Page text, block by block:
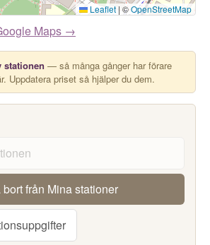
Leaflet | ©OpenStreetMap
Maps →
stationen — så många gånger har förare
Uppdatera priset så hjälper du dem.
från Mina stationer